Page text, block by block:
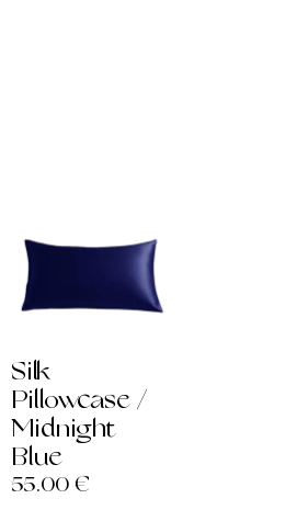
Silk
Pillowcase /
Midnight
Blue
55.00 €